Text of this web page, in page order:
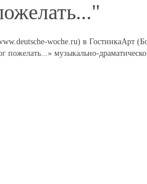
woche.ru) в
пожелать...» музыкально-